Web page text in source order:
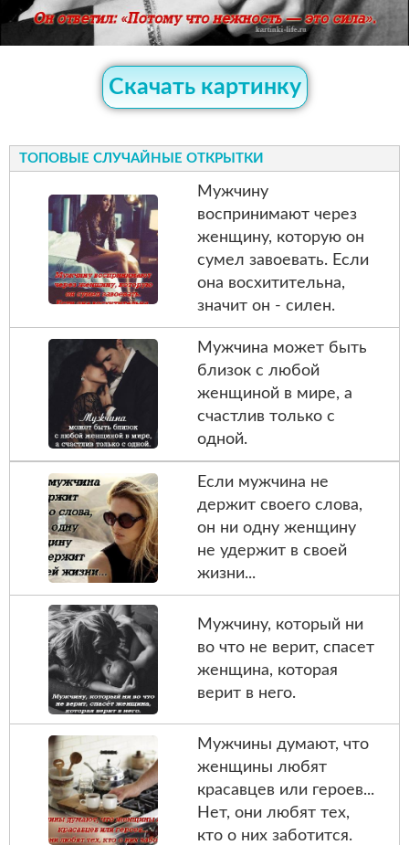
Скачать картинку
ТОПОВЫЕ СЛУЧАЙНЫЕ ОТКРЫТКИ
Мужчину
воспринимают через
женщину, которую он
сумел завоевать. Если
она восхитительна,
значит он - силен.
Мужчина может быть
близок с любой
женщиной в мире, а
счастлив только с
одной.
Если мужчина не
держит своего слова,
он ни одну женщину
не удержит в своей
жизни...
Мужчину, который ни
во что не верит, спасет
женщина, которая
верит в него.
Мужчины думают, что
женщины любят
красавцев или героев...
Нет, они любят тех,
кто о них заботится.